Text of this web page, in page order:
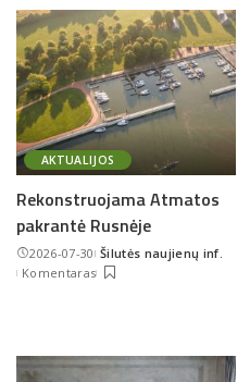
AKTUALIJOS
Rekonstruojama Atmatos
pakrantė Rusnėje
2026-07-30Posted
by
Šilutės naujienų inf.
Komentaras